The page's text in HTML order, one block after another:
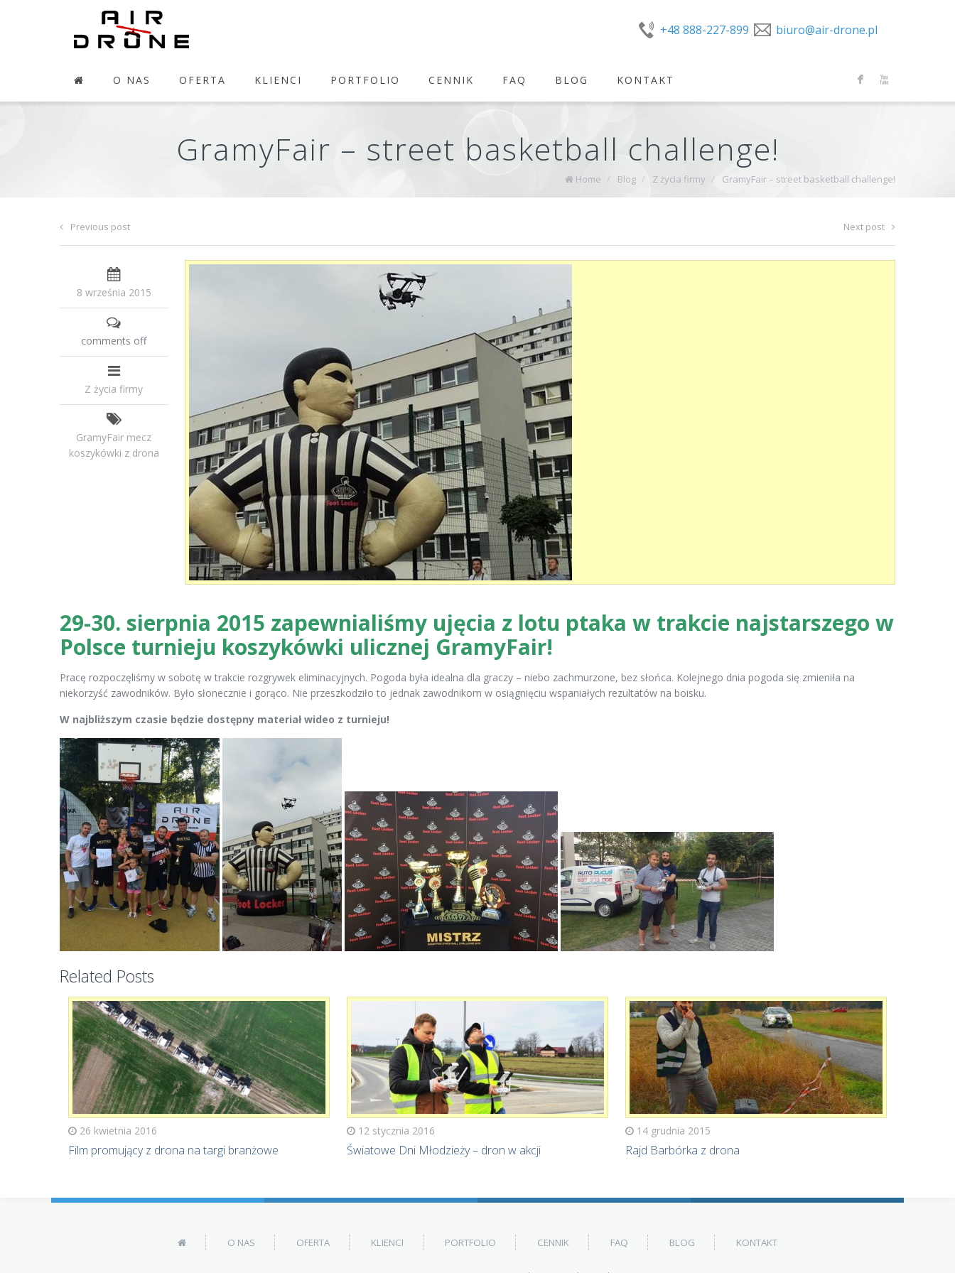
F X
+48 888-227-899 biuro@air-drone.pl
O NAS OFERTA KLIENCI PORTFOLIO CENNIK FAQ BLOG KONTAKT
GramyFair – street basketball challenge!
Home / Blog / Z życia firmy / GramyFair – street basketball challenge!
Previous post Next post
8 września 2015
comments off
Z życia firmy
GramyFair mecz
koszykówki z drona
29-30. sierpnia 2015 zapewnialiśmy ujęcia z lotu ptaka w trakcie najstarszego w
Polsce turnieju koszykówki ulicznej GramyFair!
Pracę rozpoczęliśmy w sobotę w trakcie rozgrywek eliminacyjnych. Pogoda była idealna dla graczy – niebo zachmurzone, bez słońca. Kolejnego dnia pogoda się zmieniła na
niekorzyść zawodników. Było słonecznie i gorąco. Nie przeszkodziło to jednak zawodnikom w osiągnięciu wspaniałych rezultatów na boisku.
W najbliższym czasie będzie dostępny materiał wideo z turnieju!
Related Posts
26 kwietnia 2016
Film promujący z drona na targi branżowe
12 stycznia 2016
Światowe Dni Młodzieży – dron w akcji
14 grudnia 2015
Rajd Barbórka z drona
O NAS OFERTA KLIENCI PORTFOLIO CENNIK FAQ BLOG KONTAKT